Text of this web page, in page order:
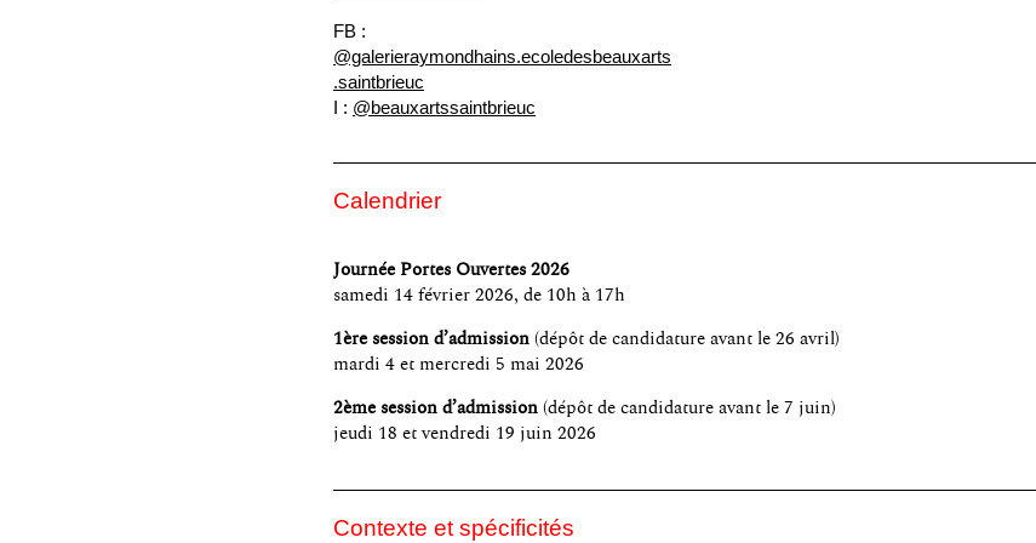
FB :
@galerieraymondhains.ecoledesbeauxarts
.saintbrieuc
I : @beauxartssaintbrieuc
Calendrier
Journée Portes Ouvertes 2026
samedi 14 février 2026, de 10h à 17h
1ère session d’admission (dépôt de candidature avant le 26 avril)
mardi 4 et mercredi 5 mai 2026
2ème session d’admission (dépôt de candidature avant le 7 juin)
jeudi 18 et vendredi 19 juin 2026
Contexte et spécificités